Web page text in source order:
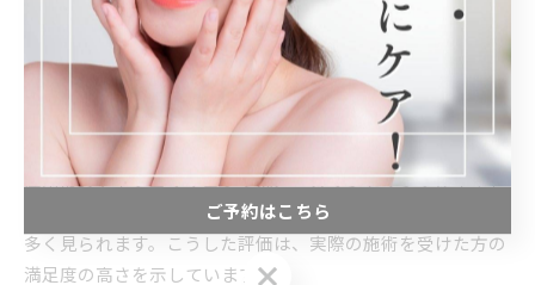
継続的に通いやすいサロンを選ぶことで、理想の眉を長くキ
ープできます。
口コミで分かるアイブロウ施術の特徴
口コミはサロン選びの大きな参考材料になります。岐阜県中
津川市のアイブロウサロンでは、「カウンセリングが丁寧」
「仕上がりが自然」「メイク時間が短縮できた」などの声が
多く見られます。こうした評価は、実際の施術を受けた方の
満足度の高さを示しています。
ご予約はこちら
ご予約はこちら